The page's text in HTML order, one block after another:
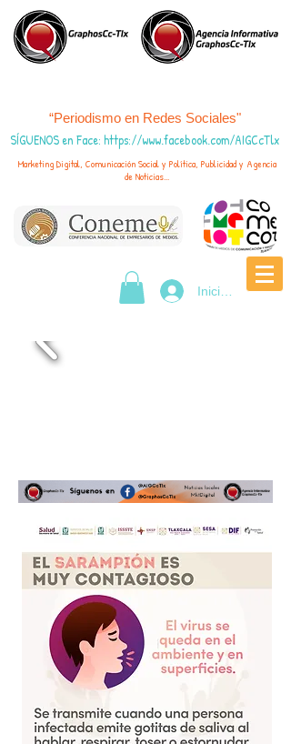
“Periodismo en Redes Sociales"
SÍGUENOS en Face: https://www.facebook.com/AIGCcTlx
Marketing Digital, Comunicación Social y Política, Publicidad y Agencia
de Noticias...
Iniciar sesión